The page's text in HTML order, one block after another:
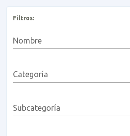
Filtros:
Nombre
Categoría
Subcategoría